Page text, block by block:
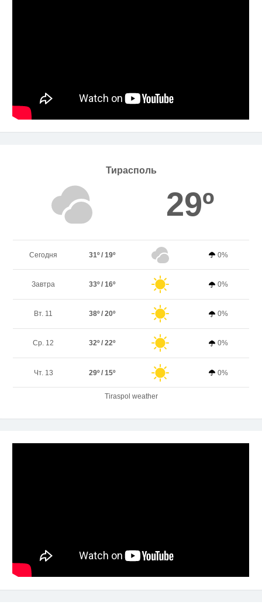
Тирасполь
29º
Сегодня 31º / 19º 0%
Завтра 33º / 16º 0%
Вт. 11 38º / 20º 0%
Ср. 12 32º / 22º 0%
Чт. 13 29º / 15º 0%
Tiraspol weather